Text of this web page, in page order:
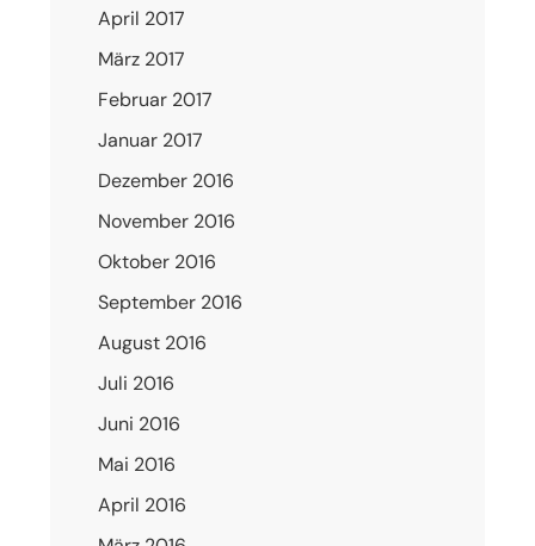
April 2017
März 2017
Februar 2017
Januar 2017
Dezember 2016
November 2016
Oktober 2016
September 2016
August 2016
Juli 2016
Juni 2016
Mai 2016
April 2016